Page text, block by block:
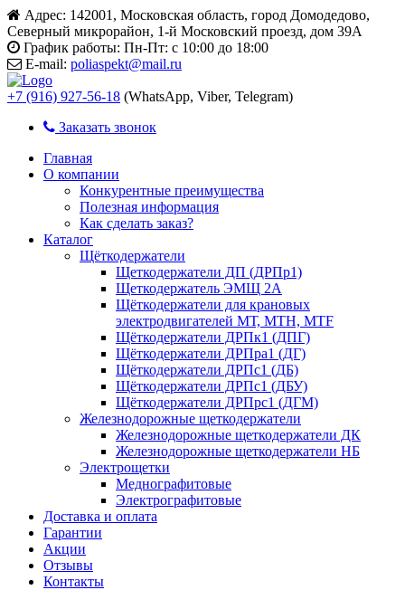
Адрес: 142001, Московская область, город Домодедово,
Северный микрорайон, 1-й Московский проезд, дом 39А
График работы: Пн-Пт: с 10:00 до 18:00
E-mail: poliaspekt@mail.ru
+7 (916) 927-56-18 (WhatsApp, Viber, Telegram)
Заказать звонок
Главная
О компании
Конкурентные преимущества
Полезная информация
Как сделать заказ?
Каталог
Щёткодержатели
Щеткодержатели ДП (ДРПр1)
Щеткодержатель ЭМЩ 2А
Щёткодержатели для крановых
электродвигателей МТ, МТН, МТF
Щёткодержатели ДРПк1 (ДПГ)
Щёткодержатели ДРПра1 (ДГ)
Щёткодержатели ДРПс1 (ДБ)
Щёткодержатели ДРПс1 (ДБУ)
Щёткодержатели ДРПрс1 (ДГМ)
Железнодорожные щеткодержатели
Железнодорожные щеткодержатели ДК
Железнодорожные щеткодержатели НБ
Электрощетки
Меднографитовые
Электрографитовые
Доставка и оплата
Гарантии
Акции
Отзывы
Контакты